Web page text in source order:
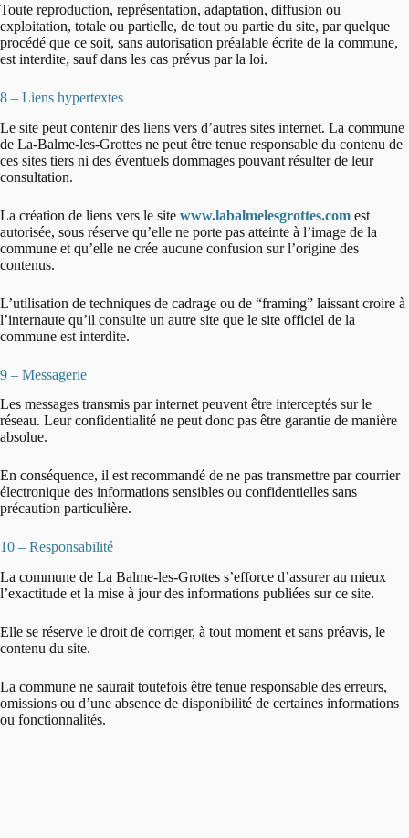
Toute reproduction, représentation, adaptation, diffusion ou
exploitation, totale ou partielle, de tout ou partie du site, par quelque
procédé que ce soit, sans autorisation préalable écrite de la commune,
est interdite, sauf dans les cas prévus par la loi.
8 – Liens hypertextes
Le site peut contenir des liens vers d’autres sites internet. La commune
de La-Balme-les-Grottes ne peut être tenue responsable du contenu de
ces sites tiers ni des éventuels dommages pouvant résulter de leur
consultation.
La création de liens vers le site www.labalmelesgrottes.com est
autorisée, sous réserve qu’elle ne porte pas atteinte à l’image de la
commune et qu’elle ne crée aucune confusion sur l’origine des
contenus.
L’utilisation de techniques de cadrage ou de “framing” laissant croire à
l’internaute qu’il consulte un autre site que le site officiel de la
commune est interdite.
9 – Messagerie
Les messages transmis par internet peuvent être interceptés sur le
réseau. Leur confidentialité ne peut donc pas être garantie de manière
absolue.
En conséquence, il est recommandé de ne pas transmettre par courrier
électronique des informations sensibles ou confidentielles sans
précaution particulière.
10 – Responsabilité
La commune de La Balme-les-Grottes s’efforce d’assurer au mieux
l’exactitude et la mise à jour des informations publiées sur ce site.
Elle se réserve le droit de corriger, à tout moment et sans préavis, le
contenu du site.
La commune ne saurait toutefois être tenue responsable des erreurs,
omissions ou d’une absence de disponibilité de certaines informations
ou fonctionnalités.